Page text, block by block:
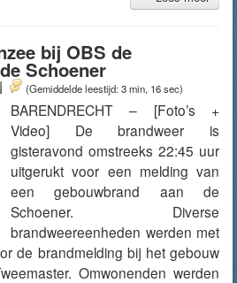
bij OBS de
Schoener
(Gemiddelde leestijd: 3 min, 16 sec)
BARENDRECHT – [Foto’s +
Video] De brandweer is
gisteravond omstreeks 22:45 uur
uitgerukt voor een melding van
een gebouwbrand aan de
Schoener. Diverse
brandweereenheden werden met
de brandmelding bij het gebouw
Omwonenden werden